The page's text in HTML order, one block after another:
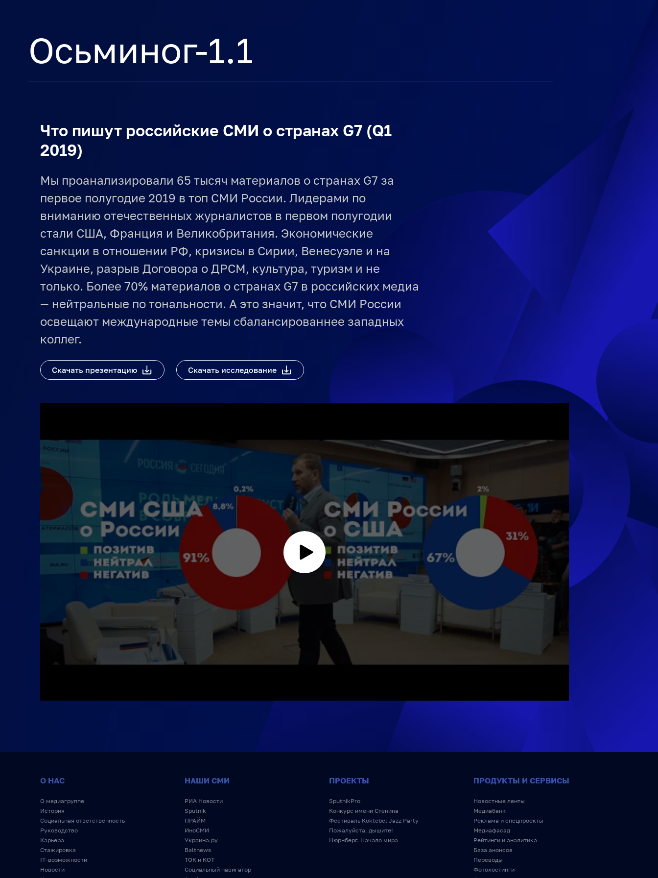
Осьминог-1.1
Что пишут российские СМИ о странах G7 (Q1
2019)
Мы проанализировали 65 тысяч материалов о странах G7 за
первое полугодие 2019 в топ СМИ России. Лидерами по
вниманию отечественных журналистов в первом полугодии
стали США, Франция и Великобритания. Экономические
санкции в отношении РФ, кризисы в Сирии, Венесуэле и на
Украине, разрыв Договора о ДРСМ, культура, туризм и не
только. Более 70% материалов о странах G7 в российских медиа
— нейтральные по тональности. А это значит, что СМИ России
освещают международные темы сбалансированнее западных
коллег.
Скачать презентацию Скачать исследование
О НАС
О медиагруппе
История
Социальная ответственность
Руководство
Карьера
Стажировка
IT-возможности
Новости
НАШИ СМИ
РИА Новости
Sputnik
ПРАЙМ
ИноСМИ
Украина.ру
Baltnews
ТОК и КОТ
Социальный навигатор
ПРОЕКТЫ
SputnikPro
Конкурс имени Стенина
Фестиваль Koktebel Jazz Party
Пожалуйста, дышите!
Нюрнберг. Начало мира
ПРОДУКТЫ И СЕРВИСЫ
Новостные ленты
Медиабанк
Реклама и спецпроекты
Медиафасад
Рейтинги и аналитика
База анонсов
Переводы
Фотохостинги